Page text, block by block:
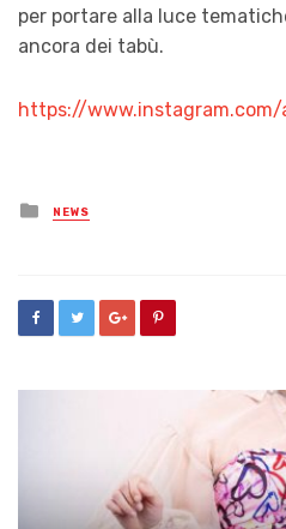
per portare alla luce
ancora dei tabù.
https://www.instagram.com/
Posted
in
NEWS